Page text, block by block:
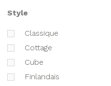
style
classique
cottage
cube
finlandais